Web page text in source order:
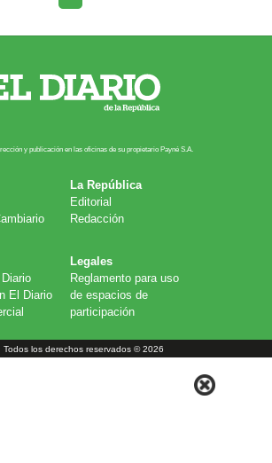
y publicación en las oficinas de su propietario Payn​é S.A.
La República
Editorial
Redacción
El Diario
Legales
Reglamento para uso
de espacios de
participación
Todos los derechos reservados © 2026